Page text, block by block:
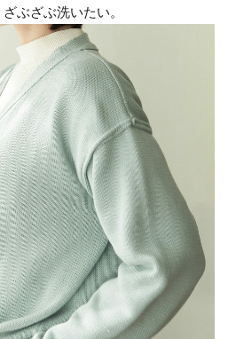
ぶざぶ洗いたい。